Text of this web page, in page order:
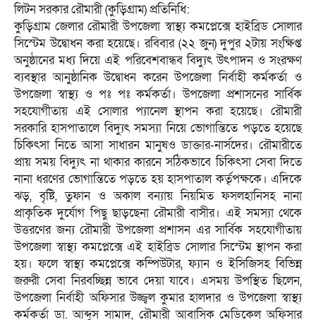
লিটন সরকার রৌমারী (কুড়িগ্রাম) প্রতিনিধি:
কুড়িগ্রাম জেলার রৌমারী উপজেলা স্বাস্থ্য কমপ্লেক্সে হাইব্রিড সোলার
সিস্টেম উদ্বোধন করা হয়েছে। রবিবার (২২ জুন) দুপুর ২টায় সংক্ষিপ্ত
অনুষ্ঠানের মধ্য দিয়ে এই পরিবেশবান্ধব বিদ্যুৎ উৎপাদন ও সংরক্ষণ
ব্যবস্থার আনুষ্ঠানিক উদ্বোধন করেন উপজেলা নির্বাহী কর্মকর্তা ও
উপজেলা স্বাস্থ্য ও পঃ পঃ কর্মকর্তা। উপজেলা প্রশাসনের সার্বিক
সহযোগীতায় এই সোলার প্যানেল স্থাপন করা হয়েছে। রৌমারী
সরকারি হাসপাতালে বিদ্যুৎ সমস্যা নিয়ে ভোগান্তিতে পড়তে হয়েছে
চিকিৎসা নিতে আসা সাধারন মানুষও ডাক্তার-নার্সদের। রৌমারীতে
প্রায় সময় বিদ্যুৎ না থাকার কারনে সঠিকভাবে চিকিৎসা সেবা দিতে
নানা ধরণের ভোগান্তিতে পড়তে হয় হাসপাতাল কর্তৃপক্ষকে। এদিকে
ঝড়, বৃষ্টি, তুফান ও অকাল বন্যায় নিয়মিত ফসলহানিসহ নানা
প্রাকৃতিক দুর্যোগ পিছু ছাড়ছেনা রৌমারী বাসীর। এই সমস্যা থেকে
উত্তরণের জন্য রৌমারী উপজেলা প্রশাসন এর সার্বিক সহযোগীতায়
উপজেলা স্বাস্থ্য কমপ্লেক্সে এই হাইব্রিড সোলার সিস্টেম স্থাপন করা
হয়। ফলে স্বাস্থ্য কমপ্লেক্সে কম্পিউটার, ফ্যান ও ইসিজিসহ বিভিন্ন
জরুরী সেবা নিরবচ্ছিন্ন ভাবে দেয়া যাবে। এসময় উপস্থিত ছিলেন,
উপজেলা নির্বাহী অফিসার উজ্জ্বল কুমার হালদার ও উপজেলা স্বাস্থ্য
কর্মকর্তা ডা. আব্দুস সামাদ, রৌমারী আবাসিক মেডিকেল অফিসার